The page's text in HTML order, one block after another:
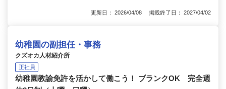
更新日： 2026/04/08 掲載終了日： 2027/04/02
幼稚園の副担任・事務
クズオカ人材紹介所
正社員
幼稚園教諭免許を活かして働こう！ ブランクOK 完全週